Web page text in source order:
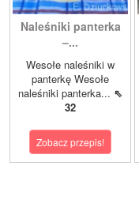
Naleśniki panterka
–...
Wesołe naleśniki w
panterkę Wesołe
naleśniki panterka... ⇖
32
Zobacz przepis!